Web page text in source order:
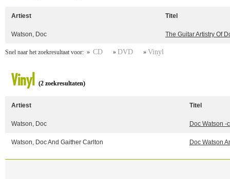
Artiest Titel
Watson, Doc The Guitar Artistry Of
Snel naar het zoekresultaat voor: » CD » DVD » Vinyl
Vinyl (2 zoekresultaten)
Artiest Titel
Watson, Doc Doc Watson -
Watson, Doc And Gaither Carlton Doc Watson